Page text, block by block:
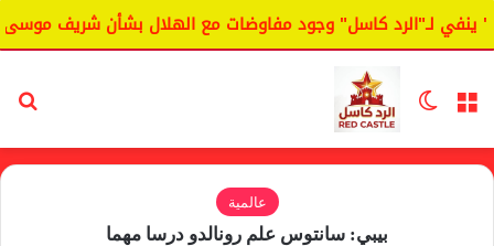
ينفي لـ"الرد كاسل" وجود مفاوضات مع الهلال بشأن شريف موسى.
القائمة الوضع المظلم
عالمية
بيبي: سانتوس علم رونالدو درسا مهما